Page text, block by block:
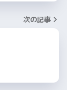
次の記事